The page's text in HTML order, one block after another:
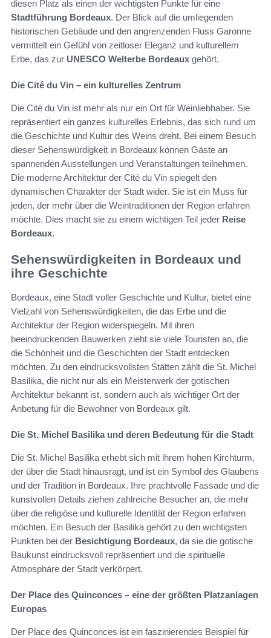
diesen Platz als einen der wichtigsten Punkte für eine
Stadtführung Bordeaux. Der Blick auf die umliegenden
historischen Gebäude und den angrenzenden Fluss Garonne
vermittelt ein Gefühl von zeitloser Eleganz und kulturellem
Erbe, das zur UNESCO Welterbe Bordeaux gehört.
Die Cité du Vin – ein kulturelles Zentrum
Die Cité du Vin ist mehr als nur ein Ort für Weinliebhaber. Sie
repräsentiert ein ganzes kulturelles Erlebnis, das sich rund um
die Geschichte und Kultur des Weins dreht. Bei einem Besuch
dieser Sehenswürdigkeit in Bordeaux können Gäste an
spannenden Ausstellungen und Veranstaltungen teilnehmen.
Die moderne Architektur der Cité du Vin spiegelt den
dynamischen Charakter der Stadt wider. Sie ist ein Muss für
jeden, der mehr über die Weintraditionen der Region erfahren
möchte. Dies macht sie zu einem wichtigen Teil jeder Reise
Bordeaux.
Sehenswürdigkeiten in Bordeaux und
ihre Geschichte
Bordeaux, eine Stadt voller Geschichte und Kultur, bietet eine
Vielzahl von Sehenswürdigkeiten, die das Erbe und die
Architektur der Region widerspiegeln. Mit ihren
beeindruckenden Bauwerken zieht sie viele Touristen an, die
die Schönheit und die Geschichten der Stadt entdecken
möchten. Zu den eindrucksvollsten Stätten zählt die St. Michel
Basilika, die nicht nur als ein Meisterwerk der gotischen
Architektur bekannt ist, sondern auch als wichtiger Ort der
Anbetung für die Bewohner von Bordeaux gilt.
Die St. Michel Basilika und deren Bedeutung für die Stadt
Die St. Michel Basilika erhebt sich mit ihrem hohen Kirchturm,
der über die Stadt hinausragt, und ist ein Symbol des Glaubens
und der Tradition in Bordeaux. Ihre prachtvolle Fassade und die
kunstvollen Details ziehen zahlreiche Besucher an, die mehr
über die religiöse und kulturelle Identität der Region erfahren
möchten. Ein Besuch der Basilika gehört zu den wichtigsten
Punkten bei der Besichtigung Bordeaux, da sie die gotische
Baukunst eindrucksvoll repräsentiert und die spirituelle
Atmosphäre der Stadt verkörpert.
Der Place des Quinconces – eine der größten Platzanlagen
Europas
Der Place des Quinconces ist ein faszinierendes Beispiel für